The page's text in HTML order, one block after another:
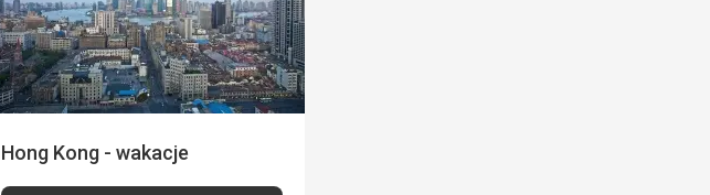
Hong Kong - wakacje